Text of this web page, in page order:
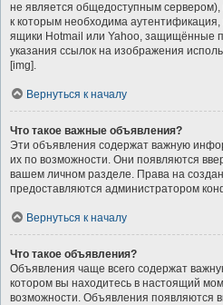
не является общедоступным
к которым необходима
ящики Hotmail или Yahoo, защищённые
указания ссылок на изображения
[img].
Вернуться к началу
Что такое важные объявления?
Эти объявления содержат важную
их по возможности. Они появляются
вашем личном разделе. Права на
предоставляются администратором
Вернуться к началу
Что такое объявления?
Объявления чаще всего содержат
котором вы находитесь в настоящий
возможности. Объявления появляются